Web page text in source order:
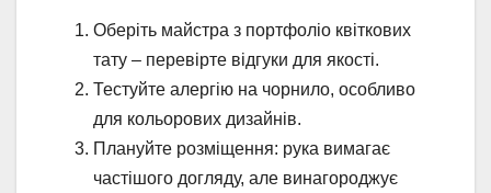
Оберіть майстра з портфоліо квіткових
тату – перевірте відгуки для якості.
Тестуйте алергію на чорнило, особливо
для кольорових дизайнів.
Плануйте розміщення: рука вимагає
частішого догляду, але винагороджує